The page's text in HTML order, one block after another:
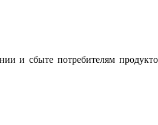
и сбыте потребителям